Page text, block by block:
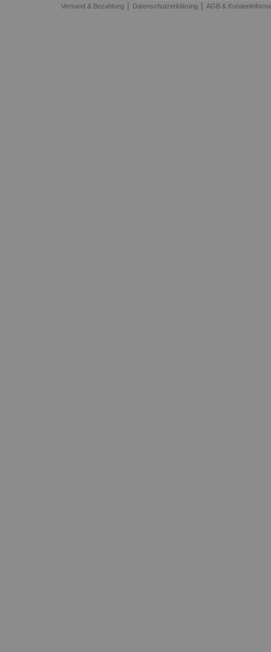
Versand & Bezahlung | Datenschutzerklärung | AGB &